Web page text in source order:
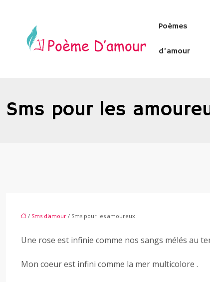
Poèmes
d’amour
Sms pour les
/ Sms d'amour / Sms pour les amoureux
Une rose est infinie comme nos sangs mélés au
Mon coeur est infini comme la mer multicolore .